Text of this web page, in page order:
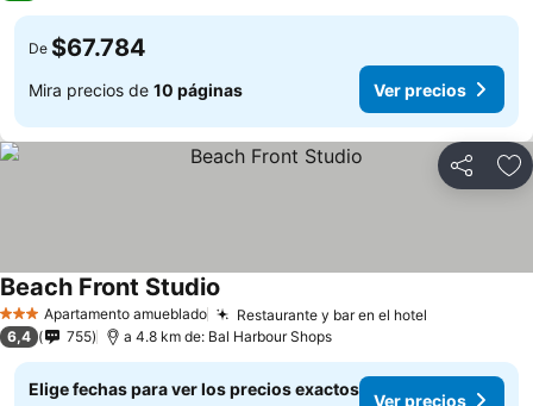
De $67.784
Mira precios de 10 páginas Ver precios
Compartir
3 EstrellasApartamento amueblado Restaurante y bar en el hotel
Beach Front Studio
6,4 755 a 4.8 km de: Bal Harbour Shops
Elige fechas para ver los precios exactos
Ver precios